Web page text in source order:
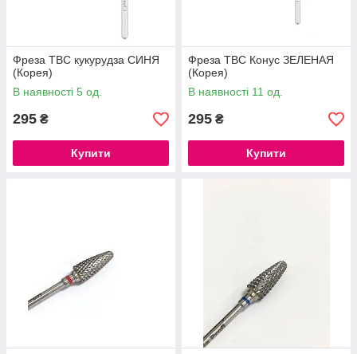
Фреза ТВС кукурудза СИНЯ
(Корея)
В наявності 5 од.
295 ₴
Купити
Фреза ТВС Конус ЗЕЛЕНАЯ
(Корея)
В наявності 11 од.
295 ₴
Купити